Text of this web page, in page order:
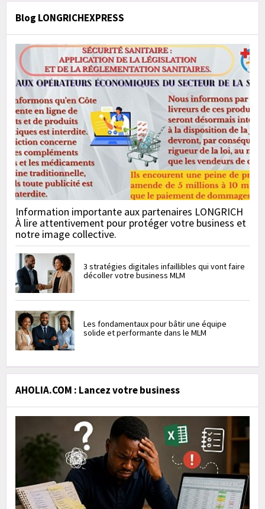
Blog LONGRICHEXPRESS
Information importante aux partenaires LONGRICH
À lire attentivement pour protéger votre business et
notre image collective.
3 stratégies digitales infaillibles qui vont faire
décoller votre business MLM
Les fondamentaux pour bâtir une équipe
solide et performante dans le MLM
AHOLIA.COM : Lancez votre business